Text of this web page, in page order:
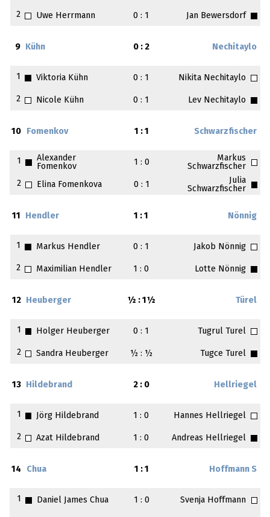
2 Uwe Herrmann 0 : 1 Jan Bewersdorf
9 Kühn 0 : 2 Nechitaylo
1 Viktoria Kühn 0 : 1 Nikita Nechitaylo
2 Nicole Kühn 0 : 1 Lev Nechitaylo
10 Fomenkov 1 : 1 Schwarzfischer
1
Alexander
Fomenkov
1 : 0
Markus
Schwarzfischer
2
Elina Fomenkova 0 : 1
Julia
Schwarzfischer
11 Hendler 1 : 1 Nönnig
1 Markus Hendler 0 : 1 Jakob Nönnig
2 Maximilian Hendler 1 : 0 Lotte Nönnig
12 Heuberger ½ : 1½ Türel
1 Holger Heuberger 0 : 1 Tugrul Turel
2 Sandra Heuberger ½ : ½ Tugce Turel
13 Hildebrand 2 : 0 Hellriegel
1 Jörg Hildebrand 1 : 0 Hannes Hellriegel
2 Azat Hildebrand 1 : 0 Andreas Hellriegel
14 Chua 1 : 1 Hoffmann S
1 Daniel James Chua 1 : 0 Svenja Hoffmann